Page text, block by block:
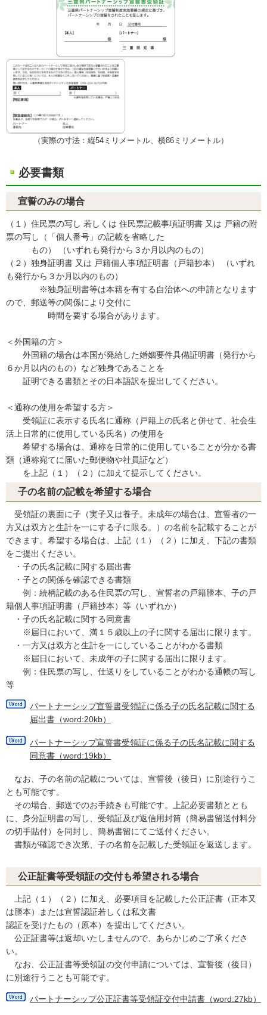
（実際の寸法：縦54ミリメートル、横86ミリメートル）
必要書類
宣誓のみの場合
（１）住民票の写し 若しくは 住民票記載事項証明書 又は 戸籍の附
票の写し（「個人番号」の記載を省略した
もの） （いずれも発行から３か月以内のもの）
（２）独身証明書 又は 戸籍個人事項証明書（戸籍抄本） （いずれ
も発行から３か月以内のもの）
※独身証明書等は本籍を有する自治体への申請となります
ので、郵送等の関係により交付に
時間を要する場合があります。
＜外国籍の方＞
外国籍の場合は本国が発給した婚姻要件具備証明書（発行から
６か月以内のもの）など独身であることを
証明できる書類とその日本語訳を提出してください。
＜通称の使用を希望する方＞
受領証に表示する氏名に通称（戸籍上の氏名と併せて、社会生
活上日常的に使用している氏名）の使用を
希望する場合は、通称を日常的に使用していることが分かる書
類（通称宛てに届いた郵便物や社員証など）
を上記（１）（２）に加えて提示してください。
子の名前の記載を希望する場合
受領証の裏面に子（実子又は養子。未成年の場合は、宣誓者の一
方又は双方と生計を一にする子に限る。）の名前を記載することが
できます。希望する場合は、上記（１）（２）に加え、下記の書類
をご提出ください。
・子の氏名記載に関する届出書
・子との関係を確認できる書類
例：続柄記載のある住民票の写し、宣誓者の戸籍謄本、子の戸
籍個人事項証明書（戸籍抄本）等（いずれか）
・子の氏名記載に関する同意書
※届日において、満１５歳以上の子に関する届出に限ります。
・一方又は双方と生計を一にしていることがわかる書類
※届日において、未成年の子に関する届出に限ります。
例：住民票の写し、仕送りをしていることがわかる通帳の写し
等
パートナーシップ宣誓書受領証に係る子の氏名記載に関する
届出書（word:20kb）
パートナーシップ宣誓書受領証に係る子の氏名記載に関する
同意書（word:19kb）
なお、子の名前の記載については、宣誓後（後日）に別途行うこ
とも可能です。
その場合、郵送でのお手続きも可能です。上記必要書類ととも
に、身分証明書の写し、受領証及び返信用封筒（簡易書留送付料分
の切手貼付）を同封し、簡易書留にてご送付ください。
書類が確認でき次第、子の名前を記載した受領証を返送します。
公正証書等受領証の交付も希望される場合
上記（１）（２）に加え、必要項目を記載した公正証書（正本又
は謄本）または宣誓認証若しくは私文書
認証を受けたもの（原本）を提出してください。
公正証書等は返却いたしませんので、あらかじめご了承くださ
い。
なお、公正証書等受領証の交付申請については、宣誓後（後日）
に別途行うことも可能です。
パートナーシップ公正証書等受領証交付申請書（word:27kb）